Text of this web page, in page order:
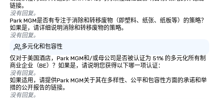
链接。
没有回复。
Park MGM是否有专注于消除和转移废物（即塑料、纸张、纸板等）的策略？
如果是，请详细说明消除和转移废物的策略。
没有回复。
多元化和包容性
仅对于美国酒店，Park MGM和/或母公司是否被认证为 51% 的多元化所有制
商业企业（BE）？如果是，请说明您获得以下哪一项认证：
没有回复。
如果适用，请提供Park MGM关于其在多样性、公平和包容性方面的承诺和举
措的公开报告的链接。
没有回复。